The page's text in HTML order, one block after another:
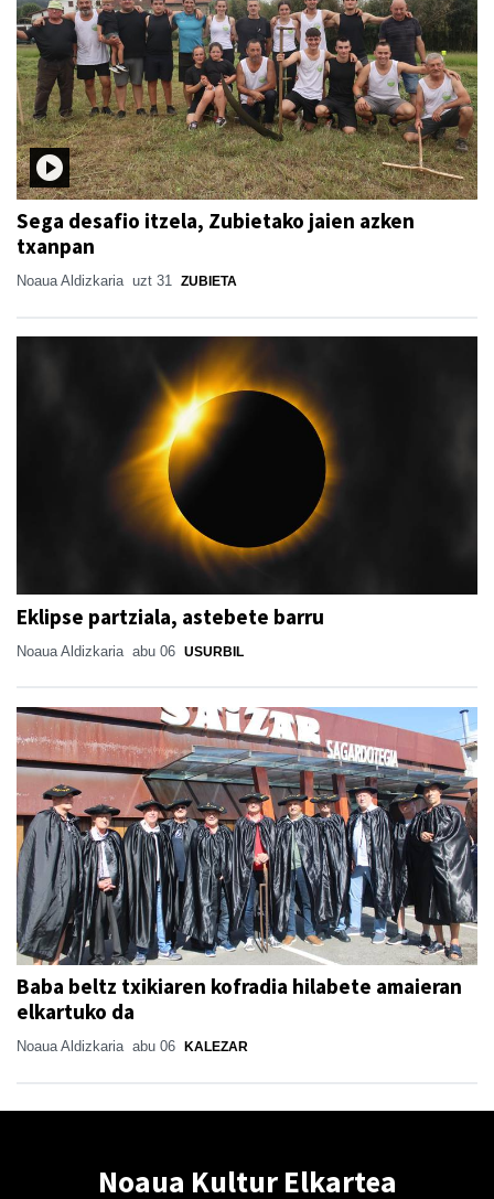
Sega desafio itzela, Zubietako jaien azken
txanpan
Noaua Aldizkaria uzt 31 ZUBIETA
Eklipse partziala, astebete barru
Noaua Aldizkaria abu 06 USURBIL
Baba beltz txikiaren kofradia hilabete amaieran
elkartuko da
Noaua Aldizkaria abu 06 KALEZAR
Noaua Kultur Elkartea